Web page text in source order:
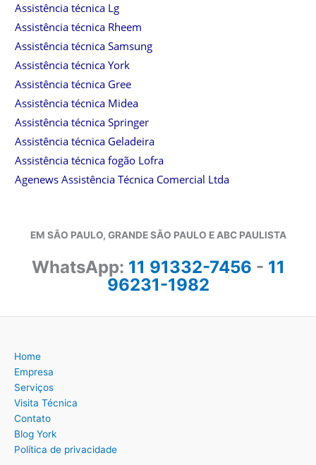
Assistência técnica Lg
Assistência técnica Rheem
Assistência técnica Samsung
Assistência técnica York
Assistência técnica Gree
Assistência técnica Midea
Assistência técnica Springer
Assistência técnica Geladeira
Assistência técnica fogão Lofra
Agenews Assistência Técnica Comercial Ltda
EM SÃO PAULO, GRANDE SÃO PAULO E ABC PAULISTA
WhatsApp: 11 91332-7456 - 11
96231-1982
Home
Empresa
Serviços
Visita Técnica
Contato
Blog York
Política de privacidade